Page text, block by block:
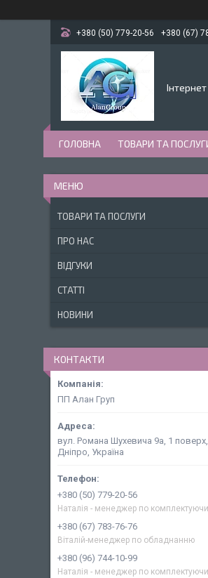
+380 (50) 779-20-56 +380 (67)
ГОЛОВНА ТОВАРИ ТА
ТОВАРИ ТА ПОСЛУГИ
ПРО НАС
ВІДГУКИ
СТАТТІ
НОВИНИ
КОНТАКТИ
ПП Алан Груп
вул. Романа Шухевича 9а, 1 поверх,
Дніпро, Україна
+380 (50) 779-20-56
Наталія - менеджер по
+380 (67) 783-76-76
Віталій-менеджер по обладнанню
+380 (96) 744-10-99
Наталія - менеджер по